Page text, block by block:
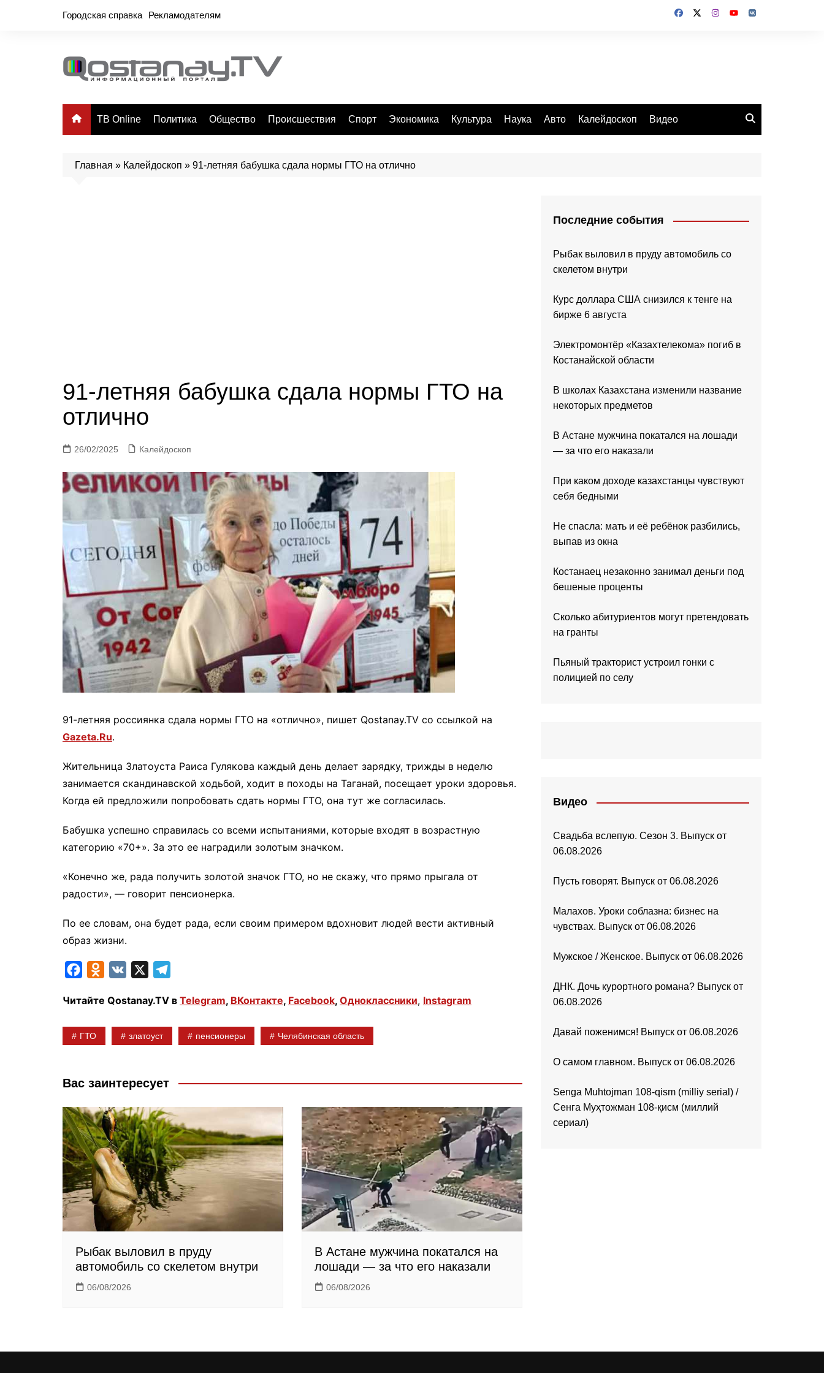
Городская справка Рекламодателям
ТВ Online Политика Общество Происшествия Спорт Экономика Культура Наука Авто Калейдоскоп Видео
Главная » Калейдоскоп » 91-летняя бабушка сдала нормы ГТО на отлично
91-летняя бабушка сдала нормы ГТО на
отлично
26/02/2025 Калейдоскоп
91-летняя россиянка сдала нормы ГТО на «отлично», пишет Qostanay.TV со ссылкой на
Gazeta.Ru.
Жительница Златоуста Раиса Гулякова каждый день делает зарядку, трижды в неделю
занимается скандинавской ходьбой, ходит в походы на Таганай, посещает уроки здоровья.
Когда ей предложили попробовать сдать нормы ГТО, она тут же согласилась.
Бабушка успешно справилась со всеми испытаниями, которые входят в возрастную
категорию «70+». За это ее наградили золотым значком.
«Конечно же, рада получить золотой значок ГТО, но не скажу, что прямо прыгала от
радости», — говорит пенсионерка.
По ее словам, она будет рада, если своим примером вдохновит людей вести активный
образ жизни.
c
b
k
n
s
s
n
i
k
i
l
Читайте Qostanay.TV в Telegram, ВКонтакте, Facebook, Одноклассники, Instagram
ГТО златоуст пенсионеры Челябинская область
Вас заинтересует
Рыбак выловил в пруду
автомобиль со скелетом внутри
06/08/2026
В Астане мужчина покатался на
лошади — за что его наказали
06/08/2026
Последние события
Рыбак выловил в пруду автомобиль со
скелетом внутри
Курс доллара США снизился к тенге на
бирже 6 августа
Электромонтёр «Казахтелекома» погиб в
Костанайской области
В школах Казахстана изменили название
некоторых предметов
В Астане мужчина покатался на лошади
— за что его наказали
При каком доходе казахстанцы чувствуют
себя бедными
Не спасла: мать и её ребёнок разбились,
выпав из окна
Костанаец незаконно занимал деньги под
бешеные проценты
Сколько абитуриентов могут претендовать
на гранты
Пьяный тракторист устроил гонки с
полицией по селу
Видео
Свадьба вслепую. Сезон 3. Выпуск от
06.08.2026
Пусть говорят. Выпуск от 06.08.2026
Малахов. Уроки соблазна: бизнес на
чувствах. Выпуск от 06.08.2026
Мужское / Женское. Выпуск от 06.08.2026
ДНК. Дочь курортного романа? Выпуск от
06.08.2026
Давай поженимся! Выпуск от 06.08.2026
О самом главном. Выпуск от 06.08.2026
Senga Muhtojman 108-qism (milliy serial) /
Сенга Муҳтожман 108-қисм (миллий
сериал)